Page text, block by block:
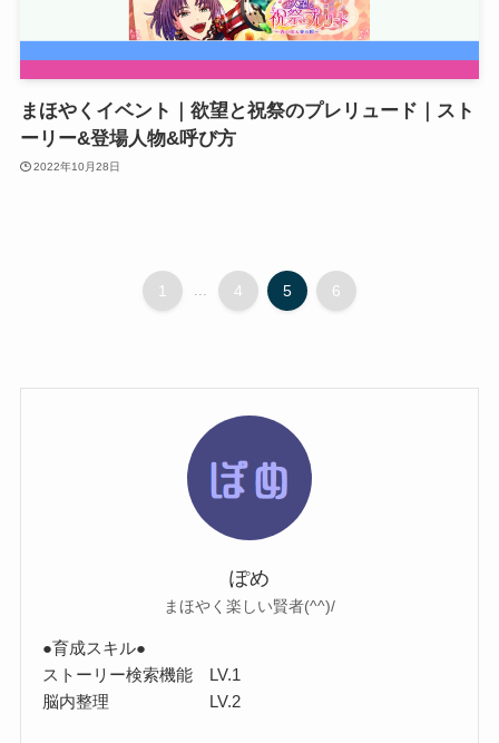
まほやくイベント｜欲望と祝祭のプレリュード｜スト
ーリー&登場人物&呼び方
2022年10月28日
1 ... 4 5 6
ぽめ
まほやく楽しい賢者(^^)/
●育成スキル●
ストーリー検索機能 LV.1
脳内整理 LV.2